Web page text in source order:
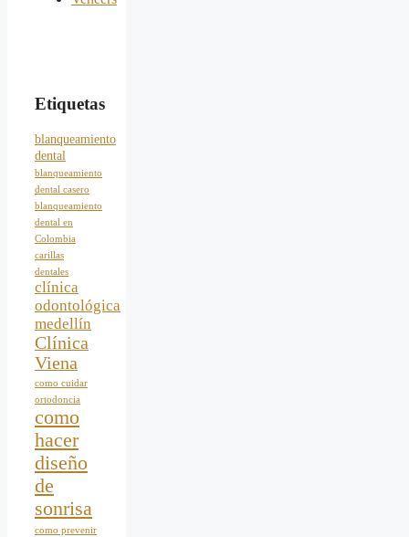
Etiquetas
blanqueamiento
dental
blanqueamiento
dental casero
blanqueamiento
dental en
Colombia
carillas
dentales
clínica
odontológica
medellín
Clínica
Viena
como cuidar
ortodoncia
como
hacer
diseño
de
sonrisa
como prevenir